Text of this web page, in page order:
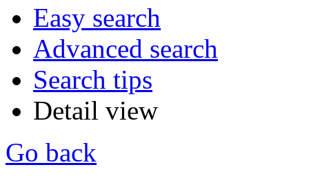
Easy search
Advanced search
Search tips
Detail view
Go back